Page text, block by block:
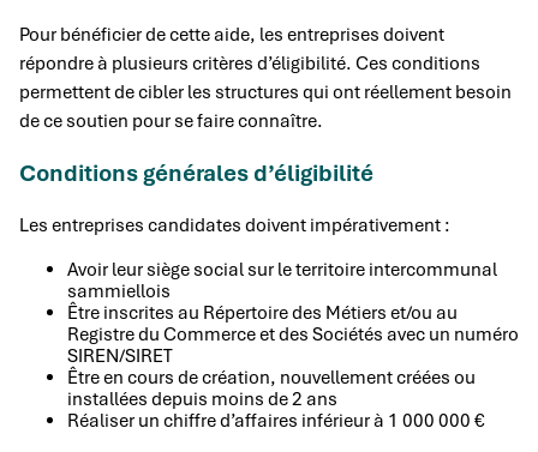
Pour bénéficier de cette aide, les entreprises doivent
répondre à plusieurs critères d’éligibilité. Ces conditions
permettent de cibler les structures qui ont réellement besoin
de ce soutien pour se faire connaître.
Conditions générales d’éligibilité
Les entreprises candidates doivent impérativement :
Avoir leur siège social sur le territoire intercommunal
sammiellois
Être inscrites au Répertoire des Métiers et/ou au
Registre du Commerce et des Sociétés avec un numéro
SIREN/SIRET
Être en cours de création, nouvellement créées ou
installées depuis moins de 2 ans
Réaliser un chiffre d’affaires inférieur à 1 000 000 €